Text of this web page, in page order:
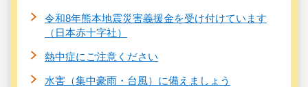
令和8年熊本地震災害義援金を受け付けています
（日本赤十字社）
熱中症にご注意ください
水害（集中豪雨・台風）に備えましょう